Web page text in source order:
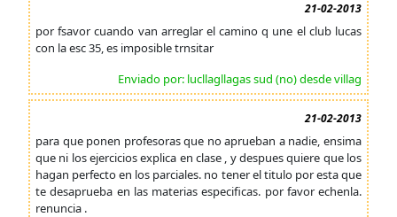
21-02-2013
por fsavor cuando van arreglar el camino q une el club lucas
con la esc 35, es imposible trnsitar
Enviado por: lucllagllagas sud (no) desde villag
21-02-2013
para que ponen profesoras que no aprueban a nadie, ensima
que ni los ejercicios explica en clase , y despues quiere que los
hagan perfecto en los parciales. no tener el titulo por esta que
te desaprueba en las materias especificas. por favor echenla.
renuncia .